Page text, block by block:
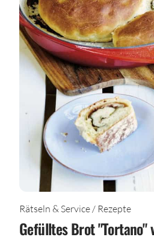
Rätseln & Service / Rezepte
Gefülltes Brot "Tortano"